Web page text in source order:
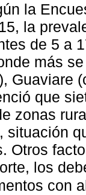
la
la
de 5 a
más
Guaviare
que
zonas
situación
Otros
los
con